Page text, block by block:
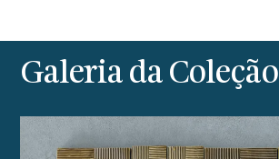
Galeria da Coleção